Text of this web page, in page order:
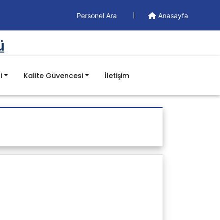
Personel Ara Anasayfa
Kalite Güvencesi
Doküman
İş Akışları
İletişim